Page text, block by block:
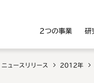
2つの事業 研
ニュースリリース 2012年